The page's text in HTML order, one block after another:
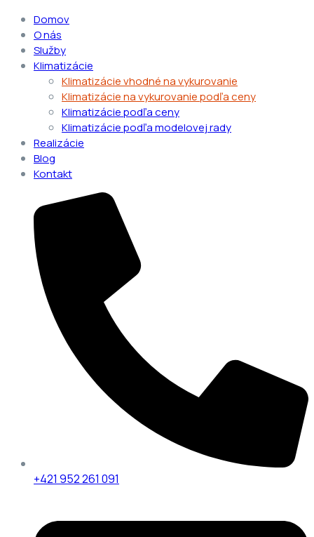
Domov
O nás
Služby
Klimatizácie
Klimatizácie vhodné na vykurovanie
Klimatizácie na vykurovanie podľa ceny
Klimatizácie podľa ceny
Klimatizácie podľa modelovej rady
Realizácie
Blog
Kontakt
+421 952 261 091